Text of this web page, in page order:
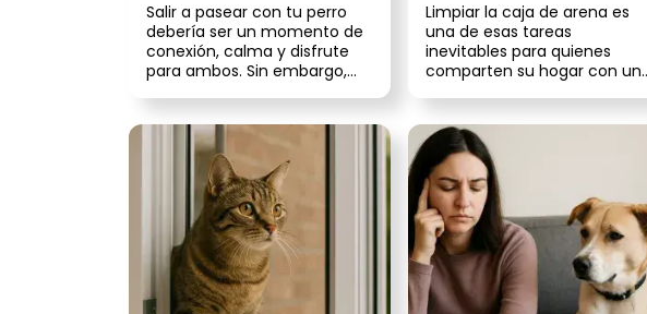
Salir a pasear con tu perro
debería ser un momento de
conexión, calma y disfrute
para ambos. Sin embargo,
Limpiar la caja de arena es
una de esas tareas
inevitables para quienes
comparten su hogar con un